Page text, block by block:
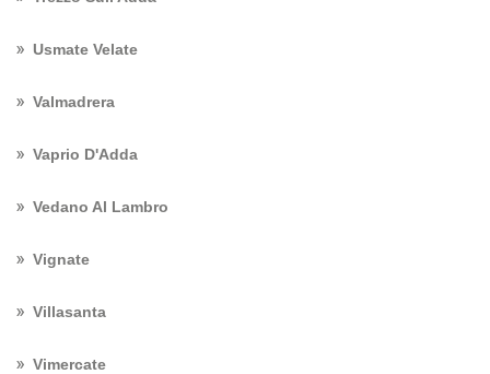
Usmate Velate
Valmadrera
Vaprio D'Adda
Vedano Al Lambro
Vignate
Villasanta
Vimercate